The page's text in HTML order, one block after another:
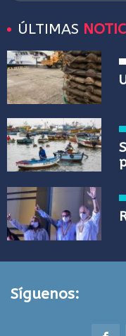
ÚLTIMAS
Síguenos: